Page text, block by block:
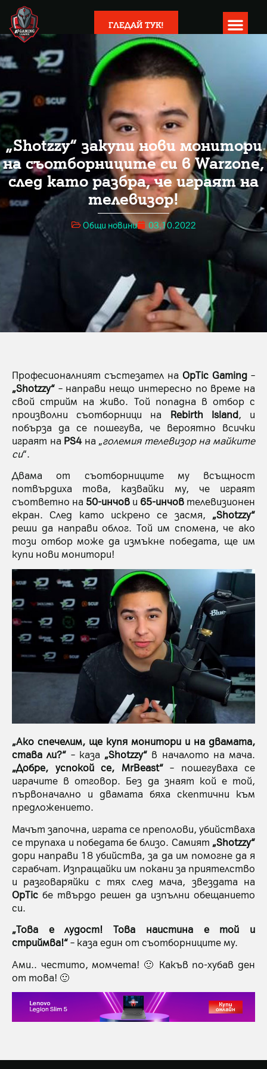
ГЛЕДАЙ ТУК!
„Shotzzy“ закупи нови монитори
на съотборниците си в Warzone,
след като разбра, че играят на
телевизор!
Общи новини 03.10.2022
Професионалният състезател на OpTic Gaming –
„Shotzzy“ – направи нещо интересно по време на
свой стрийм на живо. Той попадна в отбор с
произволни съотборници на Rebirth Island, и
побърза да се пошегува, че вероятно всички
играят на PS4на „големия телевизор на майките
си“.
Двама от съотборниците му всъщност
потвърдиха това, казвайки му, че играят
съответно на 50-инчов и 65-инчов телевизионен
екран. След като искрено се засмя, „Shotzzy“
реши да направи облог. Той им спомена, че ако
този отбор може да измъкне победата, ще им
купи нови монитори!
„Ако спечелим, ще купя монитори и на двамата,
става ли?“ – каза „Shotzzy“ в началото на мача.
„Добре, успокой се, MrBeast“– пошегуваха се
играчите в отговор. Без да знаят кой е той,
първоначално и двамата бяха скептични към
предложението.
Мачът започна, играта се преполови, убийстваха
се трупаха и победата бе близо. Самият „Shotzzy“
дори направи 18 убийства, за да им помогне да я
сграбчат. Изпращайки им покани за приятелство
и разговаряйки с тях след мача, звездата на
OpTic бе твърдо решен да изпълни обещанието
си.
„Това е лудост! Това наистина е той и
стриймва!“– каза един от съотборниците му.
Ами.. честито, момчета! 🙂 Какъв по-хубав ден
от това! 🙂